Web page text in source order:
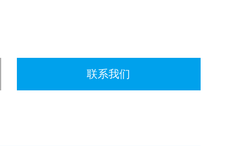
联系我们